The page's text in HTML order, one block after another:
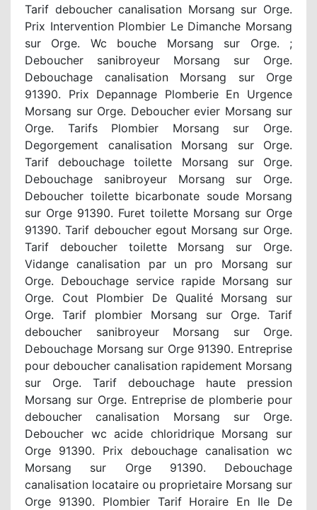
Tarif deboucher canalisation Morsang sur Orge.
Prix Intervention Plombier Le Dimanche Morsang
sur Orge. Wc bouche Morsang sur Orge. ;
Deboucher sanibroyeur Morsang sur Orge.
Debouchage canalisation Morsang sur Orge
91390. Prix Depannage Plomberie En Urgence
Morsang sur Orge. Deboucher evier Morsang sur
Orge. Tarifs Plombier Morsang sur Orge.
Degorgement canalisation Morsang sur Orge.
Tarif debouchage toilette Morsang sur Orge.
Debouchage sanibroyeur Morsang sur Orge.
Deboucher toilette bicarbonate soude Morsang
sur Orge 91390. Furet toilette Morsang sur Orge
91390. Tarif deboucher egout Morsang sur Orge.
Tarif deboucher toilette Morsang sur Orge.
Vidange canalisation par un pro Morsang sur
Orge. Debouchage service rapide Morsang sur
Orge. Cout Plombier De Qualité Morsang sur
Orge. Tarif plombier Morsang sur Orge. Tarif
deboucher sanibroyeur Morsang sur Orge.
Debouchage Morsang sur Orge 91390. Entreprise
pour deboucher canalisation rapidement Morsang
sur Orge. Tarif debouchage haute pression
Morsang sur Orge. Entreprise de plomberie pour
deboucher canalisation Morsang sur Orge.
Deboucher wc acide chloridrique Morsang sur
Orge 91390. Prix debouchage canalisation wc
Morsang sur Orge 91390. Debouchage
canalisation locataire ou proprietaire Morsang sur
Orge 91390. Plombier Tarif Horaire En Ile De